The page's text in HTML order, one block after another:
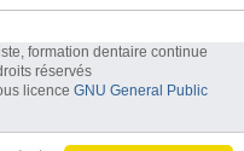
formation dentaire continue
réservés
licence GNU General Public